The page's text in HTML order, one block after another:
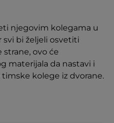
njegovim kolegama u
svi bi željeli osvetiti
strane, ovo će
materijala da nastavi i
kolege iz dvorane.